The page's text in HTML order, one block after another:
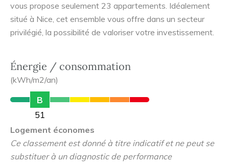
vous propose seulement 23 appartements. Idéalement
situé à Nice, cet ensemble vous offre dans un secteur
privilégié, la possibilité de valoriser votre investissement.
Énergie / consommation
(kWh/m2/an)
B
51
Logement économes
Ce classement est donné à titre indicatif et ne peut se
substituer à un diagnostic de performance